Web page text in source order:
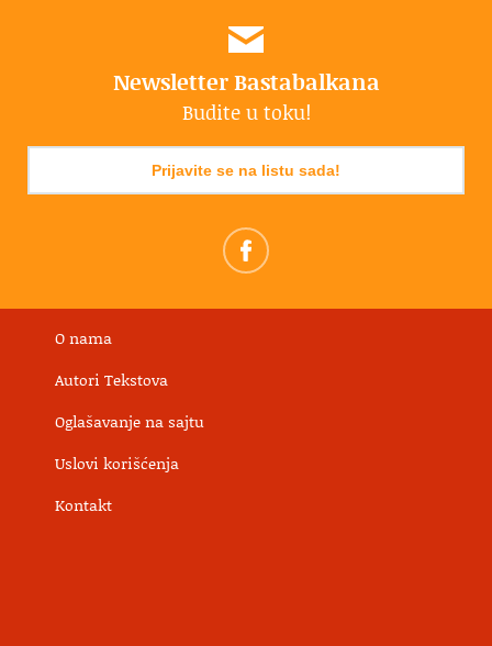
Newsletter Bastabalkana
Budite u toku!
Prijavite se na listu sada!
O nama
Autori Tekstova
Oglašavanje na sajtu
Uslovi korišćenja
Kontakt